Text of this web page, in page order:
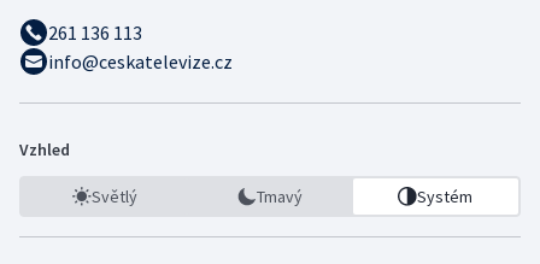
261 136 113
info@ceskatelevize.cz
Vzhled
Světlý Tmavý Systém